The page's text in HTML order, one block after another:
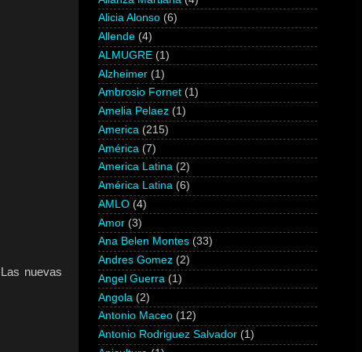
nuevas
Alicia Alonso (6)
Allende (4)
ALMUGRE (1)
Alzheimer (1)
Ambrosio Fornet (1)
Amelia Pelaez (1)
America (215)
América (7)
America Latina (2)
América Latina (6)
AMLO (4)
Amor (3)
Ana Belen Montes (33)
Andres Gomez (2)
Angel Guerra (1)
Angola (2)
Antonio Maceo (12)
Antonio Rodriguez Salvador (1)